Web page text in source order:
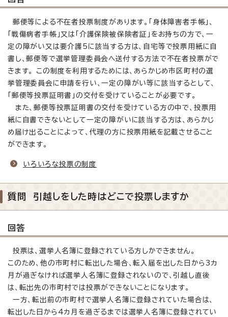
郵便等による不在者投票制度があります。「身体障害者手帳」、
「戦傷病者手帳」又は「介護保険被保険者証」をお持ちの方で、一
定の障がい又は要介護5に該当する方は、自宅等で投票用紙に自
書し、郵便等で選挙管理委員会へ送付する方法で不在者投票がで
きます。 この制度を利用するためには、あらかじめ市区町村の選
挙管理委員会に申請を行い、一定の障がい等に該当するとして、
「郵便等投票証明書」の交付を受けていることが必要です。
また、郵便等投票証明書の交付を受けている方の中で、投票用
紙に自書できないとして一定の障がいに該当する方は、あらかじ
め届け出ることによって、代理の方に投票用紙を記載させること
ができます。
いろいろな投票の制度
質問 引越しをした時はどこで投票しますか
回答
投票は、選挙人名簿に登録されている方しかできません。
このため、他の市町村に転出した場合、転入届を出した日から3カ
月が過ぎなければ選挙人名簿に登録されないので、引越し直後
は、転出先の市町村では投票ができないことになります。
一方、転出前の市町村で選挙人名簿に登録されていた場合は、
転出した日から4カ月を過ぎるまでは選挙人名簿に登録されてい